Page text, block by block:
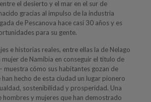
el desierto y el mar en el sur de
gracias al impulso de la industria
de Pescanova hace casi 30 años y es
para su gente.
e historias reales, entre ellas la de Nelago
de Namibia en conseguir el título de
muestra cómo sus habitantes gozan de
hecho de esta ciudad un lugar pionero
sostenibilidad y prosperidad. Una
hombres y mujeres que han demostrado